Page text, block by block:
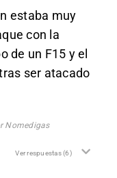
estaba muy
con la
de un F15 y el
ser atacado
Nomedigas
Ver respuestas(6)